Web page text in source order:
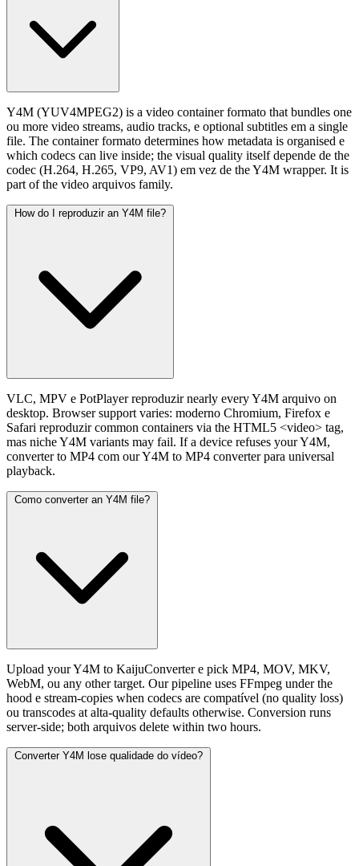
Y4M (YUV4MPEG2) is a video container formato that bundles one
ou more video streams, audio tracks, e optional subtitles em a single
file. The container formato determines how metadata is organised e
which codecs can live inside; the visual quality itself depende de the
codec (H.264, H.265, VP9, AV1) em vez de the Y4M wrapper. It is
part of the video arquivos family.
How do I reproduzir an Y4M file?
VLC, MPV e PotPlayer reproduzir nearly every Y4M arquivo on
desktop. Browser support varies: moderno Chromium, Firefox e
Safari reproduzir common containers via the HTML5 <video> tag,
mas niche Y4M variants may fail. If a device refuses your Y4M,
converter to MP4 com our Y4M to MP4 converter para universal
playback.
Como converter an Y4M file?
Upload your Y4M to KaijuConverter e pick MP4, MOV, MKV,
WebM, ou any other target. Our pipeline uses FFmpeg under the
hood e stream-copies when codecs are compatível (no quality loss)
ou transcodes at alta-quality defaults otherwise. Conversion runs
server-side; both arquivos delete within two hours.
Converter Y4M lose qualidade do vídeo?